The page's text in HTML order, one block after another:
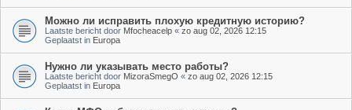
Можно ли исправить плохую кредитную историю?
Laatste bericht door Mfocheacelp « zo aug 02, 2026 12:15
Geplaatst in Europa
Нужно ли указывать место работы?
Laatste bericht door MizoraSmegO « zo aug 02, 2026 12:15
Geplaatst in Europa